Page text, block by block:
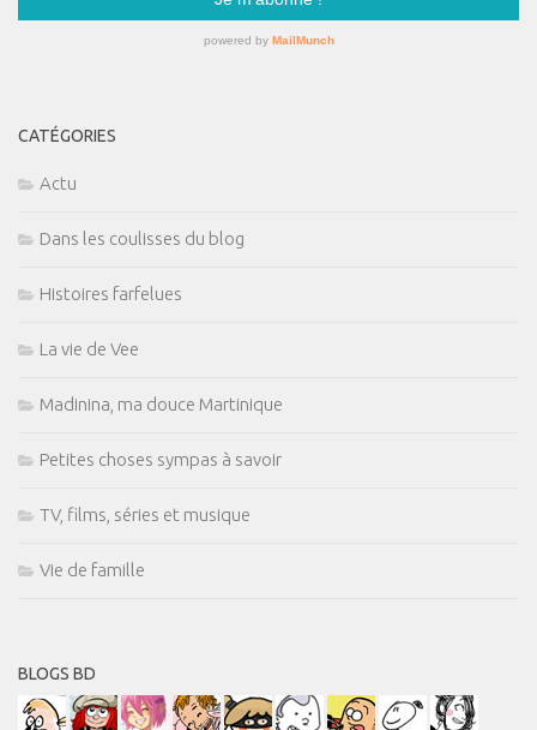
CATÉGORIES
Actu
Dans les coulisses du blog
Histoires farfelues
La vie de Vee
Madinina, ma douce Martinique
Petites choses sympas à savoir
TV, films, séries et musique
Vie de famille
BLOGS BD